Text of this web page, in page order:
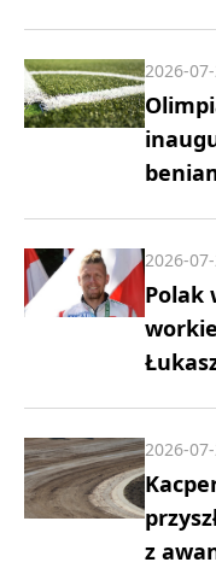
2026-
Polak
2026-
z
2026-